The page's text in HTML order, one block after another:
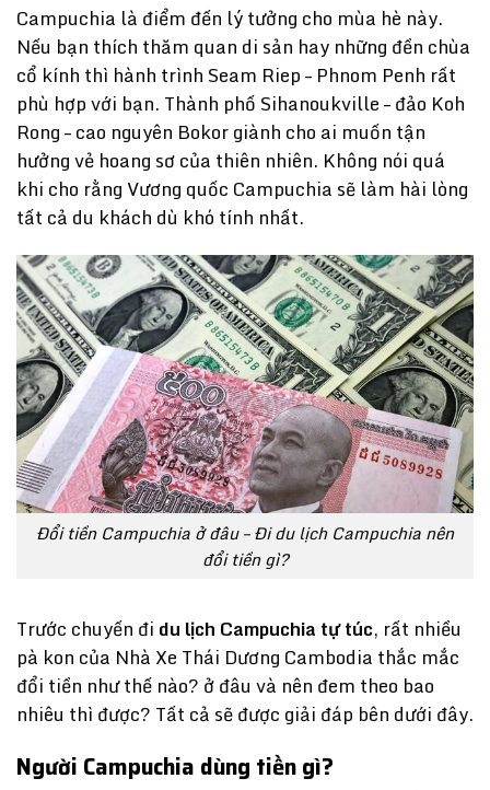
Campuchia là điểm đến lý tưởng cho mùa hè này.
Nếu bạn thích thăm quan di sản hay những đền chùa
cổ kính thì hành trình Seam Riep – Phnom Penh rất
phù hợp với bạn. Thành phố Sihanoukville – đảo Koh
Rong – cao nguyên Bokor giành cho ai muốn tận
hưởng vẻ hoang sơ của thiên nhiên. Không nói quá
khi cho rằng Vương quốc Campuchia sẽ làm hài lòng
tất cả du khách dù khó tính nhất.
Đổi tiền Campuchia ở đâu – Đi du lịch Campuchia nên
đổi tiền gì?
Trước chuyến đi du lịch Campuchia tự túc, rất nhiều
pà kon của Nhà Xe Thái Dương Cambodia thắc mắc
đổi tiền như thế nào? ở đâu và nên đem theo bao
nhiêu thì được? Tất cả sẽ được giải đáp bên dưới đây.
Người Campuchia dùng tiền gì?